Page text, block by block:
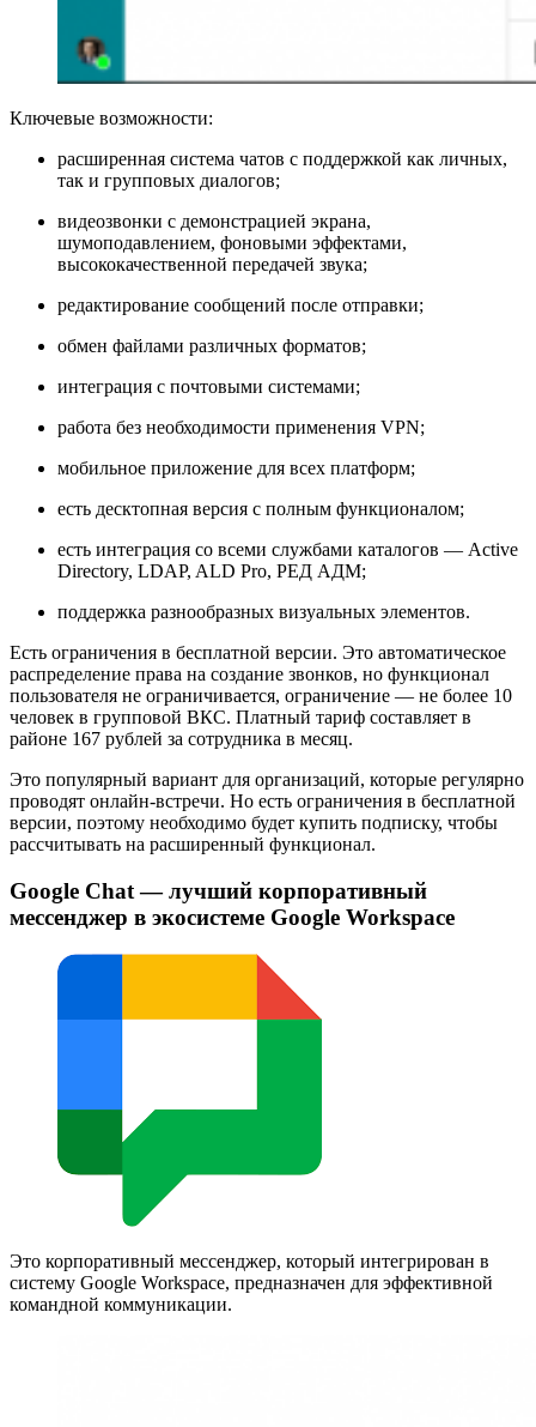
Ключевые возможности:
расширенная система чатов с поддержкой как личных,
так и групповых диалогов;
видеозвонки с демонстрацией экрана,
шумоподавлением, фоновыми эффектами,
высококачественной передачей звука;
редактирование сообщений после отправки;
обмен файлами различных форматов;
интеграция с почтовыми системами;
работа без необходимости применения VPN;
мобильное приложение для всех платформ;
есть десктопная версия с полным функционалом;
есть интеграция со всеми службами каталогов — Active
Directory, LDAP, ALD Pro, РЕД АДМ;
поддержка разнообразных визуальных элементов.
Есть ограничения в бесплатной версии. Это автоматическое
распределение права на создание звонков, но функционал
пользователя не ограничивается, ограничение — не более 10
человек в групповой ВКС. Платный тариф составляет в
районе 167 рублей за сотрудника в месяц.
Это популярный вариант для организаций, которые регулярно
проводят онлайн-встречи. Но есть ограничения в бесплатной
версии, поэтому необходимо будет купить подписку, чтобы
рассчитывать на расширенный функционал.
Google Chat — лучший корпоративный
мессенджер в экосистеме Google Workspace
Это корпоративный мессенджер, который интегрирован в
систему Google Workspace, предназначен для эффективной
командной коммуникации.